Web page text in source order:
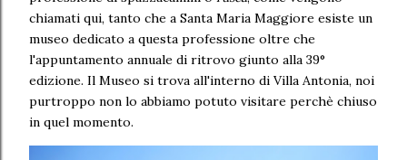
chiamati qui, tanto che a Santa Maria Maggiore esiste un
museo dedicato a questa professione oltre che
l'appuntamento annuale di ritrovo giunto alla 39°
edizione. Il Museo si trova all'interno di Villa Antonia, noi
purtroppo non lo abbiamo potuto visitare perchè chiuso
in quel momento.